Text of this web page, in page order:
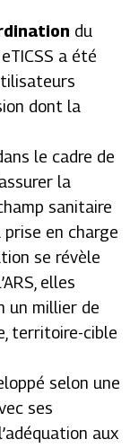
du
a été
dont la
le cadre de
la
sanitaire
en charge
se révèle
elles
un millier de
territoire-cible
selon une
ses
aux